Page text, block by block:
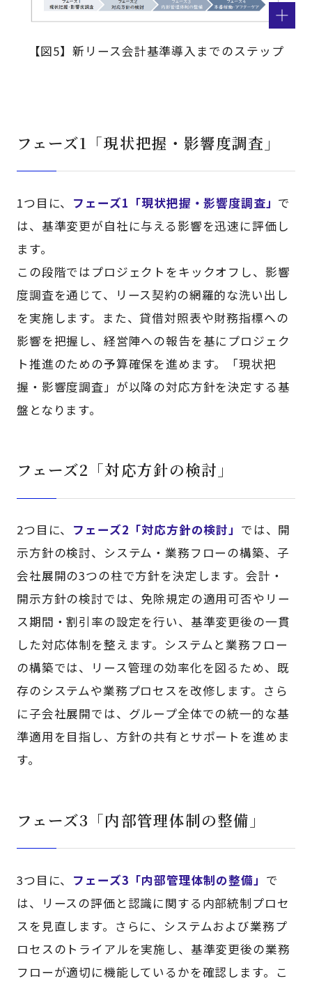
【図5】新リース会計基準導入までのステップ
フェーズ1「現状把握・影響度調査」
1つ目に、 フェーズ1「現状把握・影響度調査」 で
は、基準変更が自社に与える影響を迅速に評価し
ます。
この段階ではプロジェクトをキックオフし、影響
度調査を通じて、リース契約の網羅的な洗い出し
を実施します。また、貸借対照表や財務指標への
影響を把握し、経営陣への報告を基にプロジェク
ト推進のための予算確保を進めます。「現状把
握・影響度調査」が以降の対応方針を決定する基
盤となります。
フェーズ2「対応方針の検討」
2つ目に、 フェーズ2「対応方針の検討」 では、開
示方針の検討、システム・業務フローの構築、子
会社展開の3つの柱で方針を決定します。会計・
開示方針の検討では、免除規定の適用可否やリー
ス期間・割引率の設定を行い、基準変更後の一貫
した対応体制を整えます。システムと業務フロー
の構築では、リース管理の効率化を図るため、既
存のシステムや業務プロセスを改修します。さら
に子会社展開では、グループ全体での統一的な基
準適用を目指し、方針の共有とサポートを進めま
す。
フェーズ3「内部管理体制の整備」
3つ目に、 フェーズ3「内部管理体制の整備」 で
は、リースの評価と認識に関する内部統制プロセ
スを見直します。さらに、システムおよび業務プ
ロセスのトライアルを実施し、基準変更後の業務
フローが適切に機能しているかを確認します。こ